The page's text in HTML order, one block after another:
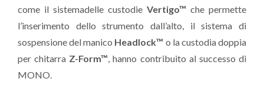
come il sistemadelle custodie Vertigo™ che permette
l’inserimento dello strumento dall’alto, il sistema di
sospensione del manico Headlock™ o la custodia doppia
per chitarra Z-Form™, hanno contribuito al successo di
MONO.